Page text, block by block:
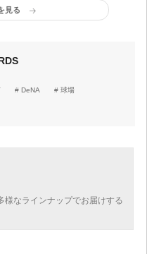
見る
DeNA
球場
様なラインナップでお届けする